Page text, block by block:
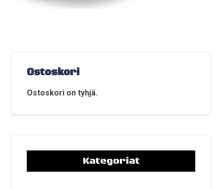
Ostoskori
Ostoskori on tyhjä.
Kategoriat